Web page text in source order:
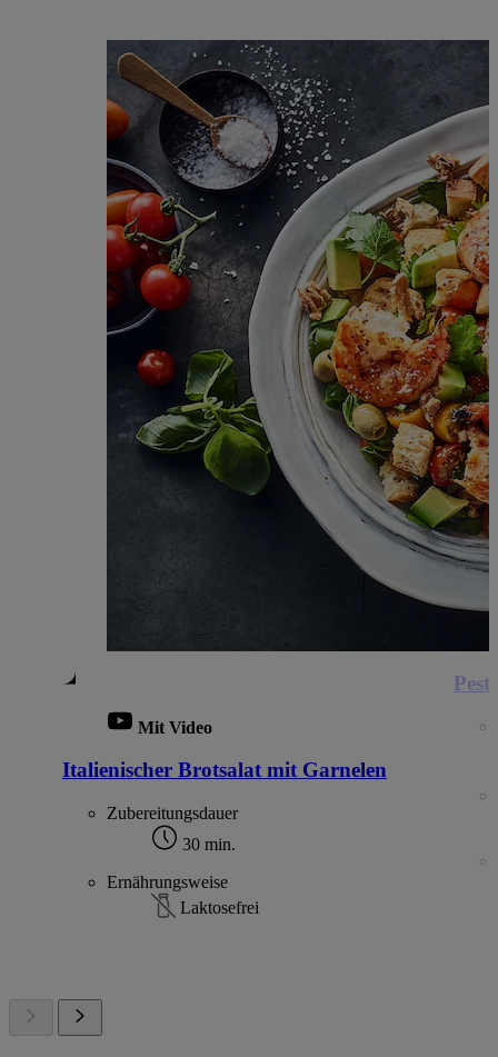
Mit Video
Italienischer Brotsalat mit Garnelen
Zubereitungsdauer
30 min.
Ernährungsweise
Laktosefrei